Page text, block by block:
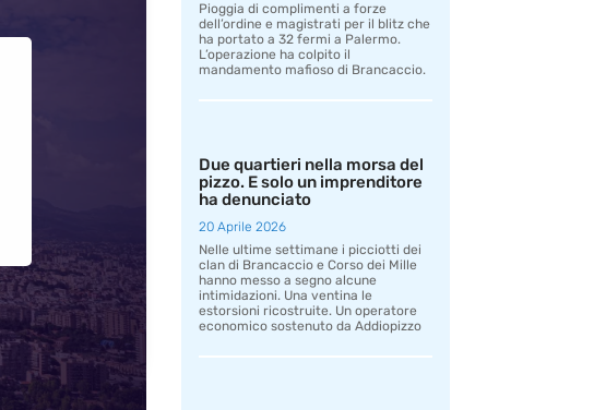
Pioggia di complimenti a forze
dell’ordine e magistrati per il blitz che
ha portato a 32 fermi a Palermo.
L’operazione ha colpito il
mandamento mafioso di Brancaccio.
Due quartieri nella morsa del
pizzo. E solo un imprenditore
ha denunciato
20 Aprile 2026
Nelle ultime settimane i picciotti dei
clan di Brancaccio e Corso dei Mille
hanno messo a segno alcune
intimidazioni. Una ventina le
estorsioni ricostruite. Un operatore
economico sostenuto da Addiopizzo